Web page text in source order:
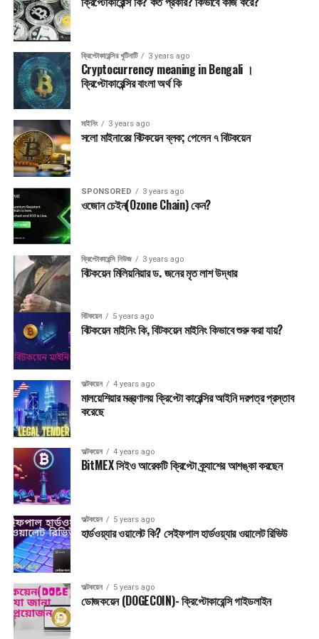
Post Views:
এ বিষয়ে আরও সংবাদ:
UP NEXT
১৫০ মিলিয়ন ডলার শর্ট লিকুইডেট করে বিটকয়েন ৪৪২১০ ডলারে
গুরুত্বপূর্ণ
বিটকয়েন মাইনিং এ রাশিয়ায় যুদ্ধের কোন প্রভাব নেই
ক্রিপ্টোকারেন্সির খুটিনাটি 3 years ago
Cryptocurrency meaning in Bengali ।
ক্রিপ্টোকারেন্সির বাংলা অর্থ কি
মাইনিং 3 years ago
সলো মাইনারের বিটকয়েন ব্লক; পেলেন ৭ বিটকয়েন
SPONSORED 3 years ago
ওজোন চেইন(Ozone Chain) কেন?
ক্রিপ্টোকারেন্সি নিউজ 3 years ago
বিটকয়েন মিলিয়নিয়ার ড. জনের মৃত লাশ উদ্ধার
বিটকয়েন 5 years ago
বিটকয়েন মাইনিং কি, বিটকয়েন মাইনিং কিভাবে শুরু করা যায়?
অল্টকয়েন 4 years ago
মালয়েশিয়ার মন্ত্রণালয় ক্রিপ্টো কারেন্সির আইনি দরপত্র প্রস্তাব
করেছে
অল্টকয়েন 4 years ago
BitMEX সিইও আরেকটি ক্রিপ্টো ক্র্যাশের আশঙ্কা করছেন
অল্টকয়েন 5 years ago
হার্ডওয়্যার ওয়ালেট কি? সেইফপাল হার্ডওয়্যার ওয়ালেট রিভিউ
অল্টকয়েন 5 years ago
ডোজকয়েন (DOGECOIN)- ক্রিপ্টোকারেন্সি গাইডলাইন